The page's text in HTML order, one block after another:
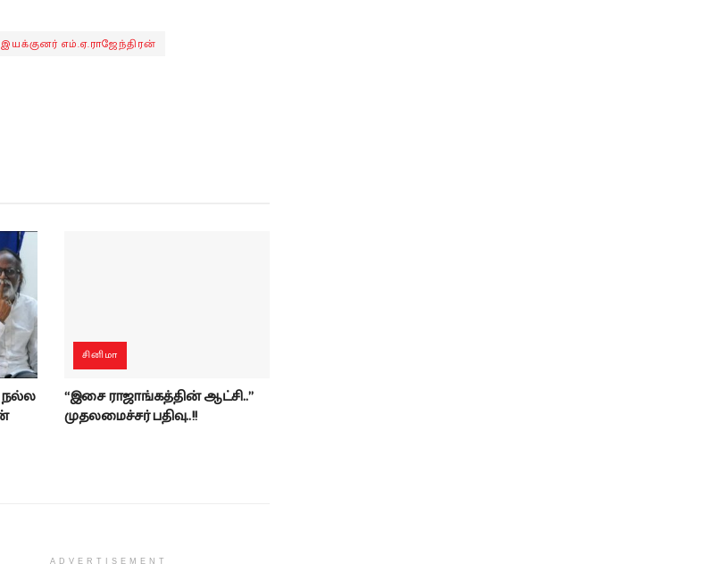
இயக்குனர் எம்.ஏ.ராஜேந்திரன்
நல்ல
சினிமா
“இசை ராஜாங்கத்தின் ஆட்சி..”
முதலமைச்சர் பதிவு..!!
ADVERTISEMENT